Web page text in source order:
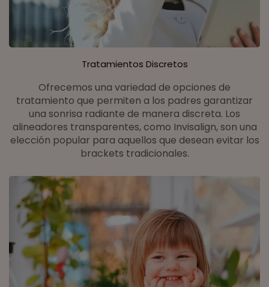
Tratamientos Discretos
Ofrecemos una variedad de opciones de
tratamiento que permiten a los padres garantizar
una sonrisa radiante de manera discreta. Los
alineadores transparentes, como Invisalign, son una
elección popular para aquellos que desean evitar los
brackets tradicionales.